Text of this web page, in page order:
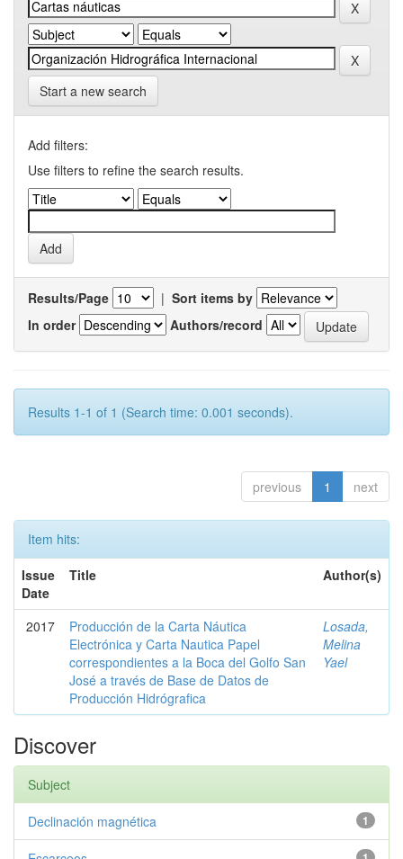
Start a new search
Add filters:
Use filters to refine the search results.
Results/Page | Sort items by
In order
Authors/record
Results 1-1 of 1 (Search time: 0.001 seconds).
previous 1 next
Item hits:
Issue
Date
Title Author(s)
2017
Producción de la Carta Náutica
Electrónica y Carta Nautica Papel
correspondientes a la Boca del Golfo San
José a través de Base de Datos de
Producción Hidrógrafica
Losada,
Melina
Yael
Discover
Subject
1
Declinación magnética